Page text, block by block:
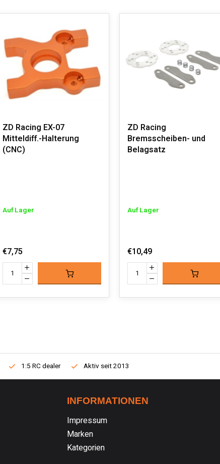
ZD Racing EX-07
Mitteldiff.-Halterung
(CNC)
Auf Lager
€7,75
ZD Racing
Bremsscheiben- und
Belagsatz
Auf Lager
€10,49
1:5 RC dealer Aktiv seit 2013
INFORMATIONEN
Impressum
Marken
Kategorien